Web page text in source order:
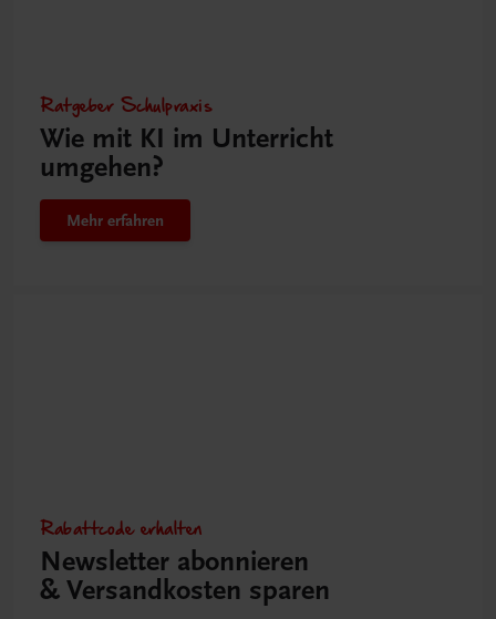
Ratgeber Schulpraxis
Wie mit KI im Unterricht
umgehen?
Mehr erfahren
Rabattcode erhalten
Newsletter abonnieren
& Versandkosten sparen